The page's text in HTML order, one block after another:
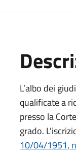
L’albo dei
qualificate a
presso la
grado.
10/04/1951,